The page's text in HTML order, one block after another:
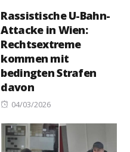
Rassistische U-Bahn-
Attacke in Wien:
Rechtsextreme
kommen mit
bedingten Strafen
davon
Posted
04/03/2026